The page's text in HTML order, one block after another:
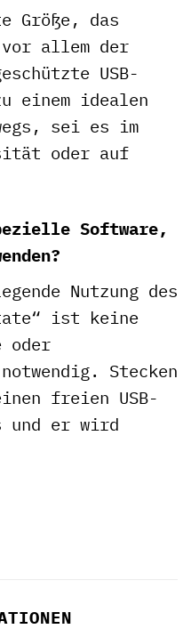
Größe, das
vor allem der
USB-
einem idealen
sei es im
oder auf
Software,
Nutzung des
ist keine
oder
Stecken
freien USB-
und er wird